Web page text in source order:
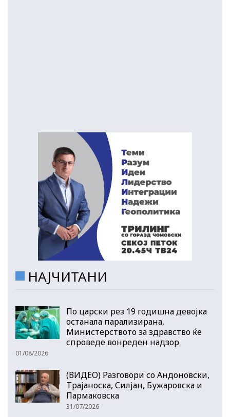
НАЈЧИТАНИ
По царски рез 19 годишна девојка
останала парализирана,
Министерството за здравство ќе
спроведе вонреден надзор
01/08/2026
(ВИДЕО) Разговори со Андоновски,
Трајаноска, Силјан, Бужаровска и
Пармаковска
31/07/2026